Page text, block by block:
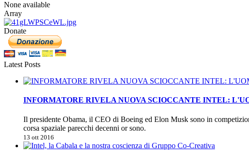
None available
Array
Donate
Latest Posts
INFORMATORE RIVELA NUOVA SCIOCCANTE INTEL:
Il presidente Obama, il CEO di Boeing ed Elon Musk sono in
corsa spaziale parecchi decenni or sono.
13 ott 2016